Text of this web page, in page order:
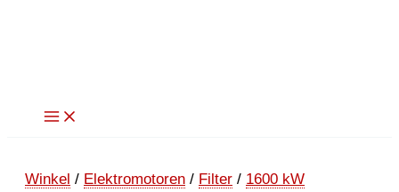
Winkel / Elektromotoren / Filter / 1600 kW